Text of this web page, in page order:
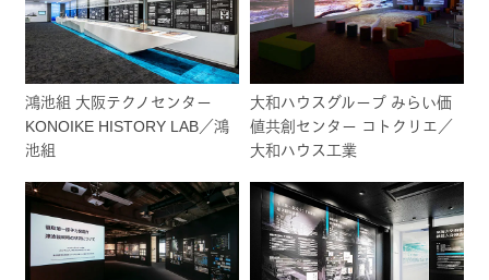
鴻池組 大阪テクノセンター
KONOIKE HISTORY LAB／鴻
池組
大和ハウスグループ みらい価
値共創センター コトクリエ／
大和ハウス工業